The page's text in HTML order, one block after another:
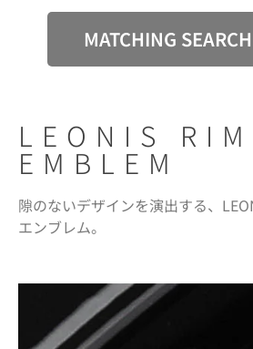
MATCHING
LEONIS RIM
EMBLEM
隙のないデザインを演出する、
エンブレム。